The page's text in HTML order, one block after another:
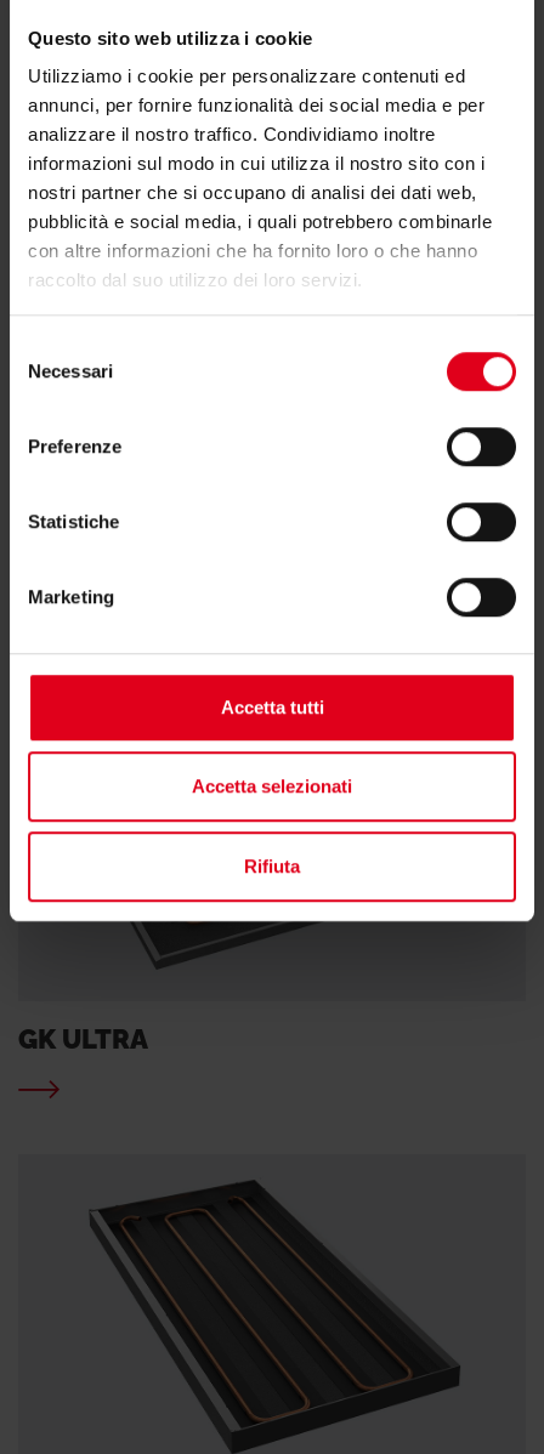
Questo sito web utilizza i cookie
Utilizziamo i cookie per personalizzare contenuti ed
annunci, per fornire funzionalità dei social media e per
analizzare il nostro traffico. Condividiamo inoltre
informazioni sul modo in cui utilizza il nostro sito con i
nostri partner che si occupano di analisi dei dati web,
pubblicità e social media, i quali potrebbero combinarle
con altre informazioni che ha fornito loro o che hanno
raccolto dal suo utilizzo dei loro servizi.
delNecessari
Preferenze
Statistiche
Marketing
Accetta tutti
Accetta selezionati
Rifiuta
GK CLASSIC
GK ULTRA